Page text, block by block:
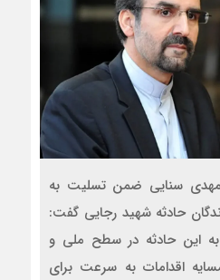
مهدی سنایی ضمن تسلیت به
حادثه شهید رجایی گفت:
این حادثه در سطح ملی و
اقدامات به سرعت برای